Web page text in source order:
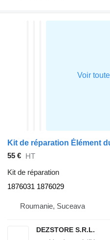
55 € HT
Kit de réparation
1876031 1876029
Roumanie, Suceava
DEZSTORE S.R.L.